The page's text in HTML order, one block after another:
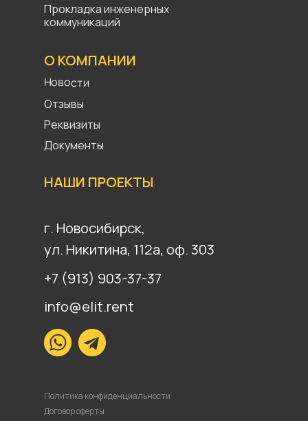
О КОМПАНИИ
НАШИ ПРОЕКТЫ
Договор оферты
Политика конфиденциальности
info@elit.rent
+7 (913) 903-37-37
г. Новосибирск,
ул. Никитина, 112а, оф. 303
Прокладка инженерных
коммуникаций
Документы
Реквизиты
Отзывы
Новости